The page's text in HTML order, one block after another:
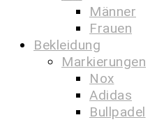
Männer
Frauen
Bekleidung
Markierungen
Nox
Adidas
Bullpadel